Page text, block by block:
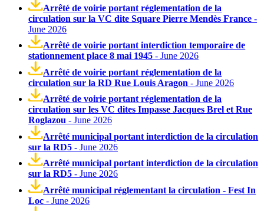
Arrêté de voirie portant réglementation de la
circulation sur la VC dite Square Pierre Mendès France -
June 2026
Arrêté de voirie portant interdiction temporaire de
stationnement place 8 mai 1945 - June 2026
Arrêté de voirie portant réglementation de la
circulation sur la RD Rue Louis Aragon - June 2026
Arrêté de voirie portant réglementation de la
circulation sur les VC dites Impasse Jacques Brel et Rue
Roglazou - June 2026
Arrêté municipal portant interdiction de la circulation
sur la RD5 - June 2026
Arrêté municipal portant interdiction de la circulation
sur la RD5 - June 2026
Arrêté municipal réglementant la circulation - Fest In
Loc - June 2026